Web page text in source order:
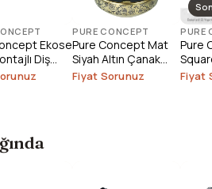
Ekose
Diş
PURE CONCEPT
Pure Concept Mat
Siyah Altın Çanak
Lavabo
Fiyat Sorunuz
PURE
Pure
Fiyat